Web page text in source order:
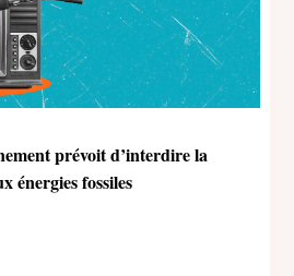
prévoit d’interdire la
énergies fossiles